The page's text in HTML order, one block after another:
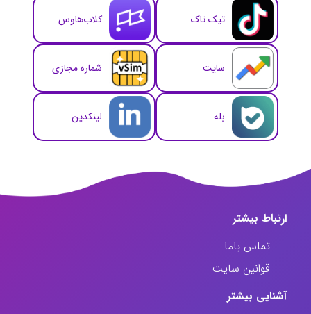
تیک تاک کلاب‌هاوس
سایت شماره مجازی
بله لینکدین
ارتباط‌ بیشتر
تماس باما
قوانین سایت
آشنایی بیشتر